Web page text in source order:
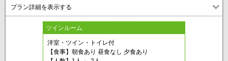
プラン詳細を表示する
ツインルーム
洋室・ツイン・トイレ付
【食事】朝食あり 昼食なし 夕食あり